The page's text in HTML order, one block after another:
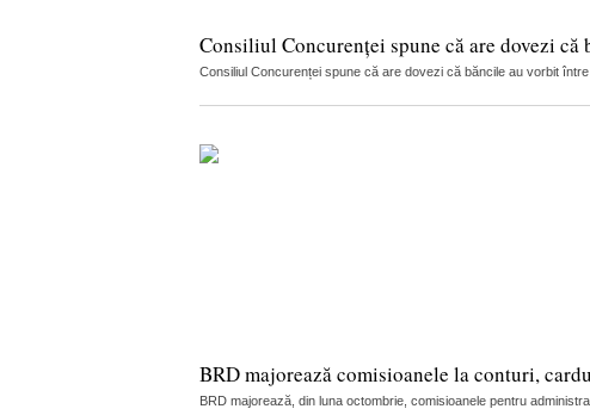
Consiliul Concurenței spune că are dovezi
Consiliul Concurenței spune că are dovezi că băncile au vorbit
BRD majorează comisioanele la conturi,
BRD majorează, din luna octombrie, comisioanele pentru